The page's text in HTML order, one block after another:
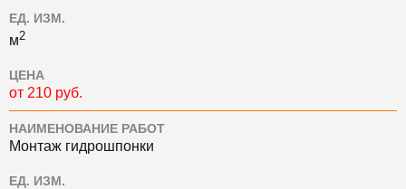
ЕД. ИЗМ.
м2
ЦЕНА
от 210 руб.
НАИМЕНОВАНИЕ РАБОТ
Монтаж гидрошпонки
ЕД. ИЗМ.